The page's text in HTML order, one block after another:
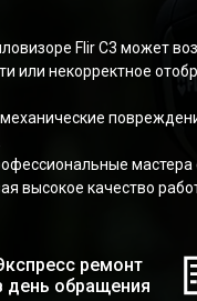
Flir С3 может
или некорректное
высокое качество
ремонт
день обращения